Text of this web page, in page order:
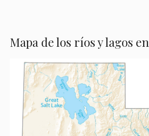
Mapa de los ríos y lagos en